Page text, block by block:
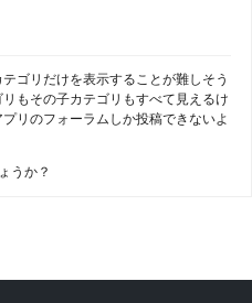
ゴリだけを表示することが難しそう
もその子カテゴリもすべて見えるけ
リのフォーラムしか投稿できないよ
うか？